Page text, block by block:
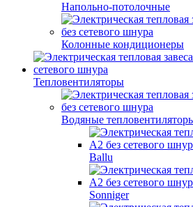
Напольно-потолочные
Колонные кондиционеры
Тепловентиляторы
Водяные
Ballu
Sonniger